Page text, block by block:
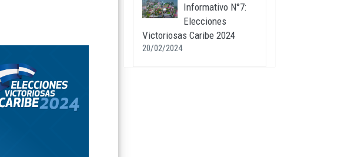
Informativo N°7:
Elecciones
Victoriosas Caribe 2024
20/02/2024